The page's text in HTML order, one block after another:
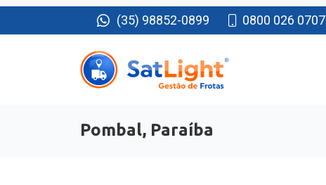
(35) 98852-0899 0800 026 0707
Pombal, Paraíba